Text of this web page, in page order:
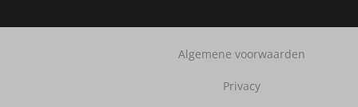
Algemene voorwaarden
Privacy